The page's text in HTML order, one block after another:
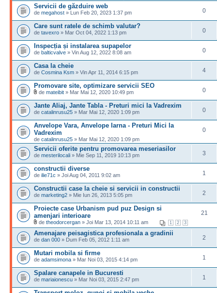
Servicii de găzduire web
de megahost » Lun Feb 20, 2023 1:37 pm 0
Care sunt ratele de schimb valutar?
de tavexro » Mar Oct 04, 2022 1:13 pm 0
Inspecția și instalarea supapelor
de balticvalve » Vin Aug 12, 2022 8:08 am 0
Casa la cheie
de Cosmina Ksm » Vin Apr 11, 2014 6:15 pm 4
Promovare site, optimizare servicii SEO
de mateibit » Mar Mai 12, 2020 10:49 pm 0
Jante Aliaj, Jante Tabla - Preturi mici la Vadrexim
de catalinrusu25 » Mar Mai 12, 2020 1:09 pm 0
Anvelope Vara, Anvelope Iarna - Preturi Mici la
Vadrexim
de catalinrusu25 » Mar Mai 12, 2020 1:09 pm
0
Servicii oferite pentru promovarea meseriasilor
de mesterilocali » Mie Sep 11, 2019 10:13 pm 3
constructii diverse
de ilie71c » Joi Aug 04, 2011 9:02 am 1
Constructii case la cheie si servicii in constructii
de marketing2 » Mie Iun 26, 2013 5:05 pm 2
Proiecte case Urbanism pud puz Design si
amenjari interioare
1 2 3
de theodorcergan » Joi Mar 13, 2014 10:11 am
21
Amenajare peisagistica profesionala a gradinii
de dan 000 » Dum Feb 05, 2012 1:11 am 2
Mutari mobila si firme
de adamsimona » Mar Noi 03, 2015 4:14 pm 1
Spalare canapele in Bucuresti
de mariaionescu » Mar Noi 03, 2015 2:47 pm 1